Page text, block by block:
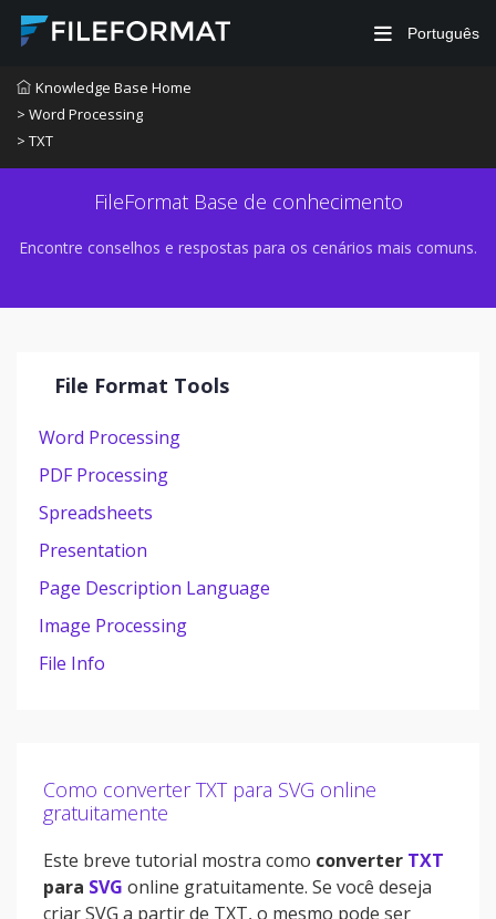
Português
Knowledge Base Home
> Word Processing
> TXT
FileFormat Base de conhecimento
Encontre conselhos e respostas para os cenários mais comuns.
File Format Tools
Word Processing
PDF Processing
Spreadsheets
Presentation
Page Description Language
Image Processing
File Info
Como converter TXT para SVG online
gratuitamente
Este breve tutorial mostra como converter TXT
para SVG online gratuitamente. Se você deseja
criar SVG a partir de TXT, o mesmo pode ser